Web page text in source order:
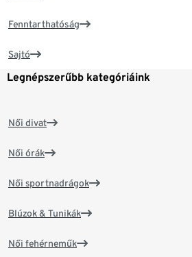
Fenntarthatóság
Sajtó
Legnépszerűbb kategóriáink
Női divat
Női órák
Női sportnadrágok
Blúzok & Tunikák
Női fehérneműk